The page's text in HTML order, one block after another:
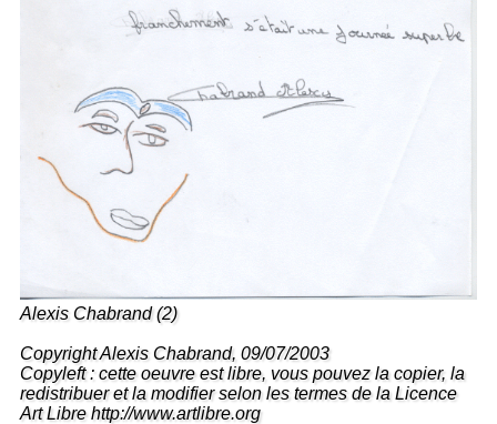
Alexis Chabrand (2)
Copyright Alexis Chabrand, 09/07/2003
Copyleft : cette oeuvre est libre, vous pouvez la copier, la
redistribuer et la modifier selon les termes de la Licence
Art Libre http://www.artlibre.org